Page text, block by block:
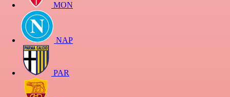
MON
NAP
PAR